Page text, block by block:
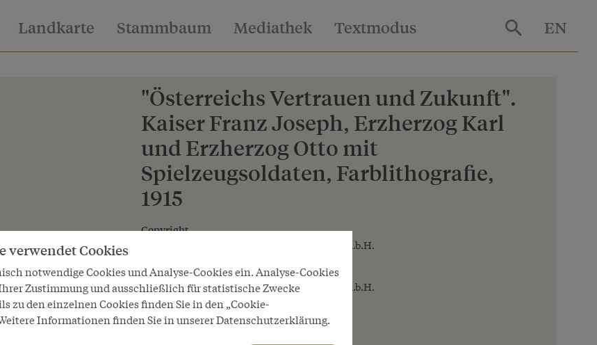
Landkarte Stammbaum Mediathek Textmodus EN
"Österreichs Vertrauen und Zukunft".
Kaiser Franz Joseph, Erzherzog Karl
und Erzherzog Otto mit
Spielzeugsoldaten, Farblithografie,
1915
Copyright
Schloß Schönbrunn Kultur- und Betriebsges.m.b.H.
LeihgeberIn
Schloß Schönbrunn Kultur- und Betriebsges.m.b.H.
verwendet Cookies
notwendige Cookies und Analyse-Cookies ein. Analyse-Cookies
Zustimmung und ausschließlich für statistische Zwecke
zu den einzelnen Cookies finden Sie in den „Cookie-
Informationen finden Sie in unserer Datenschutzerklärung.